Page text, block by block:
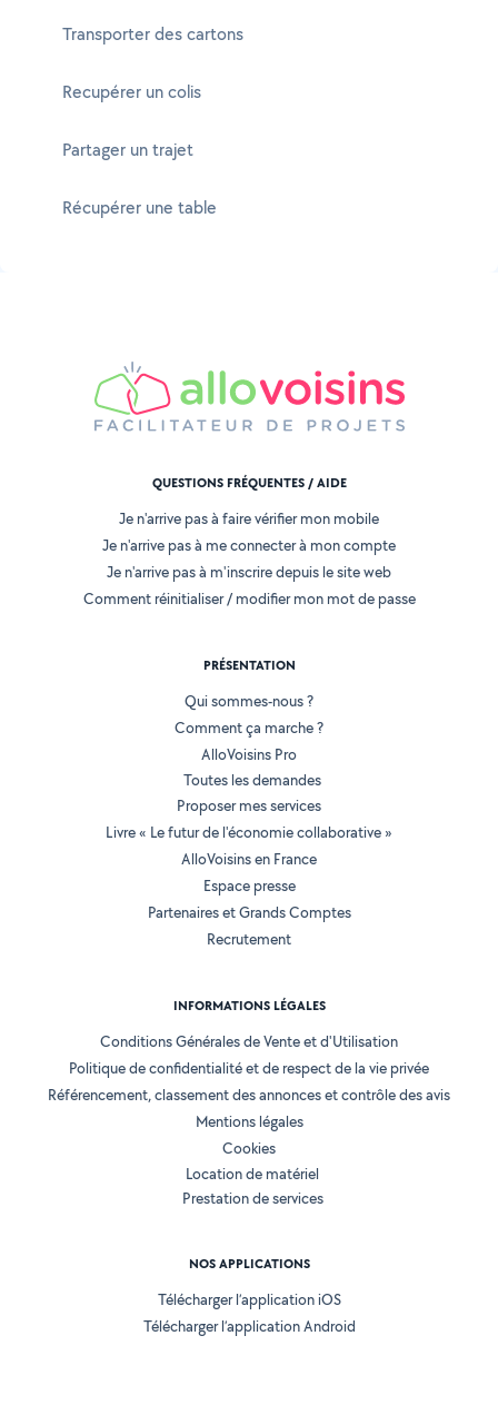
Transporter des cartons
Recupérer un colis
Partager un trajet
Récupérer une table
QUESTIONS FRÉQUENTES / AIDE
Je n'arrive pas à faire vérifier mon mobile
Je n'arrive pas à me connecter à mon compte
Je n'arrive pas à m'inscrire depuis le site web
Comment réinitialiser / modifier mon mot de passe
PRÉSENTATION
Qui sommes-nous ?
Comment ça marche ?
AlloVoisins Pro
Toutes les demandes
Proposer mes services
Livre « Le futur de l'économie collaborative »
AlloVoisins en France
Espace presse
Partenaires et Grands Comptes
Recrutement
INFORMATIONS LÉGALES
Conditions Générales de Vente et d'Utilisation
Politique de confidentialité et de respect de la vie privée
Référencement, classement des annonces et contrôle des avis
Mentions légales
Cookies
Location de matériel
Prestation de services
NOS APPLICATIONS
Télécharger l’application iOS
Télécharger l’application Android